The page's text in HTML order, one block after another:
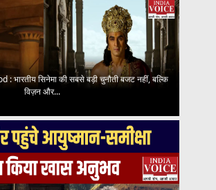
भारतीय सिनेमा की सबसे बड़ी चुनौती बजट नहीं, बल्कि
विज़न और...